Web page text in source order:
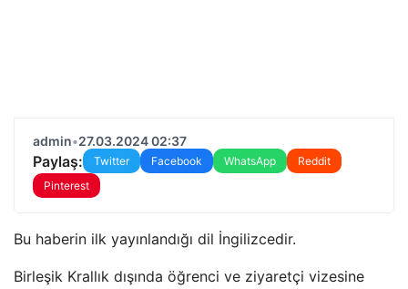
admin•27.03.2024 02:37
Paylaş: Twitter Facebook WhatsApp
Reddit
Pinterest
Bu haberin ilk yayınlandığı dil İngilizcedir.
Birleşik Krallık dışında öğrenci ve ziyaretçi vizesine